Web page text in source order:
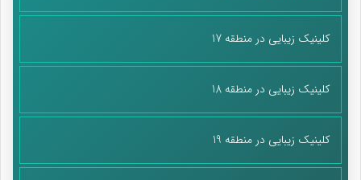
کلینیک زیبایی در منطقه 17
کلینیک زیبایی در منطقه 18
کلینیک زیبایی در منطقه 19